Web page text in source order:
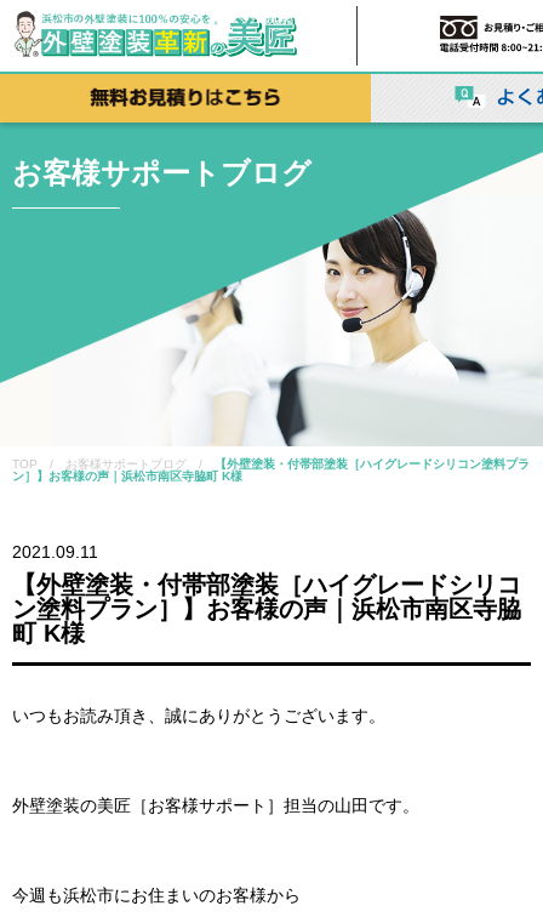
お客様サポートブログ
TOP / お客様サポートブログ /
【外壁塗装・付帯部塗装［ハイグレードシリコン塗料プラ
ン］】お客様の声｜浜松市南区寺脇町 K様
2021.09.11
【外壁塗装・付帯部塗装［ハイグレードシリコ
ン塗料プラン］】お客様の声｜浜松市南区寺脇
町 K様
いつもお読み頂き、誠にありがとうございます。
外壁塗装の美匠［お客様サポート］担当の山田です。
今週も浜松市にお住まいのお客様から